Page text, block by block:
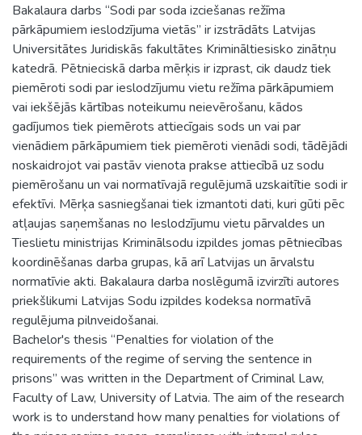
Bakalaura darbs “Sodi par soda izciešanas režīma
pārkāpumiem ieslodzījuma vietās” ir izstrādāts Latvijas
Universitātes Juridiskās fakultātes Krimināltiesisko zinātņu
katedrā. Pētnieciskā darba mērķis ir izprast, cik daudz tiek
piemēroti sodi par ieslodzījumu vietu režīma pārkāpumiem
vai iekšējās kārtības noteikumu neievērošanu, kādos
gadījumos tiek piemērots attiecīgais sods un vai par
vienādiem pārkāpumiem tiek piemēroti vienādi sodi, tādējādi
noskaidrojot vai pastāv vienota prakse attiecībā uz sodu
piemērošanu un vai normatīvajā regulējumā uzskaitītie sodi ir
efektīvi. Mērķa sasniegšanai tiek izmantoti dati, kuri gūti pēc
atļaujas saņemšanas no Ieslodzījumu vietu pārvaldes un
Tieslietu ministrijas Kriminālsodu izpildes jomas pētniecības
koordinēšanas darba grupas, kā arī Latvijas un ārvalstu
normatīvie akti. Bakalaura darba noslēgumā izvirzīti autores
priekšlikumi Latvijas Sodu izpildes kodeksa normatīvā
regulējuma pilnveidošanai.
Bachelor's thesis “Penalties for violation of the
requirements of the regime of serving the sentence in
prisons” was written in the Department of Criminal Law,
Faculty of Law, University of Latvia. The aim of the research
work is to understand how many penalties for violations of